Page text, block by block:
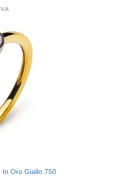
In Oro Giallo 750